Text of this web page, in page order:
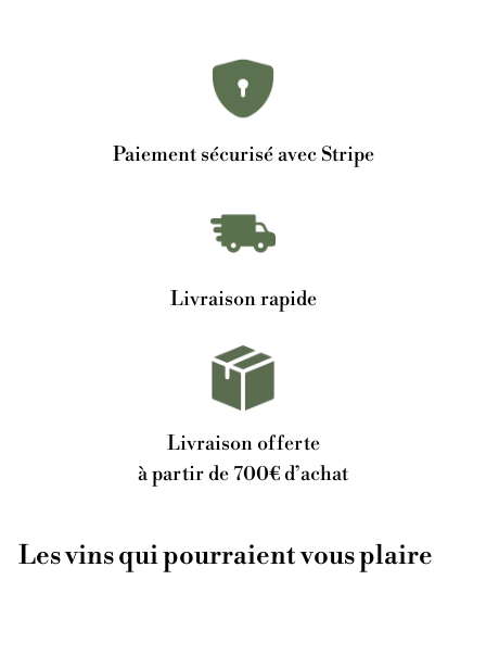
Paiement sécurisé avec Stripe
Livraison rapide
Livraison offerte
à partir de 700€ d’achat
Les vins qui pourraient vous plaire